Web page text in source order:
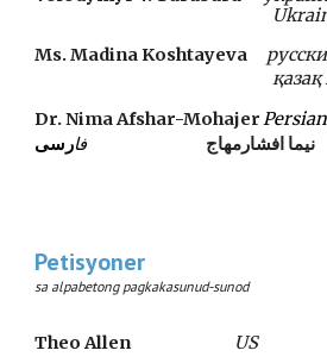
Ms. Madina Koshtayeva
p
қазақ
Dr. Nima Afshar-MohajerPersian
فارسی نیما افشارمهاج
Petisyoner
sa alpabetong pagkakasunud-sunod
Theo Allen
US